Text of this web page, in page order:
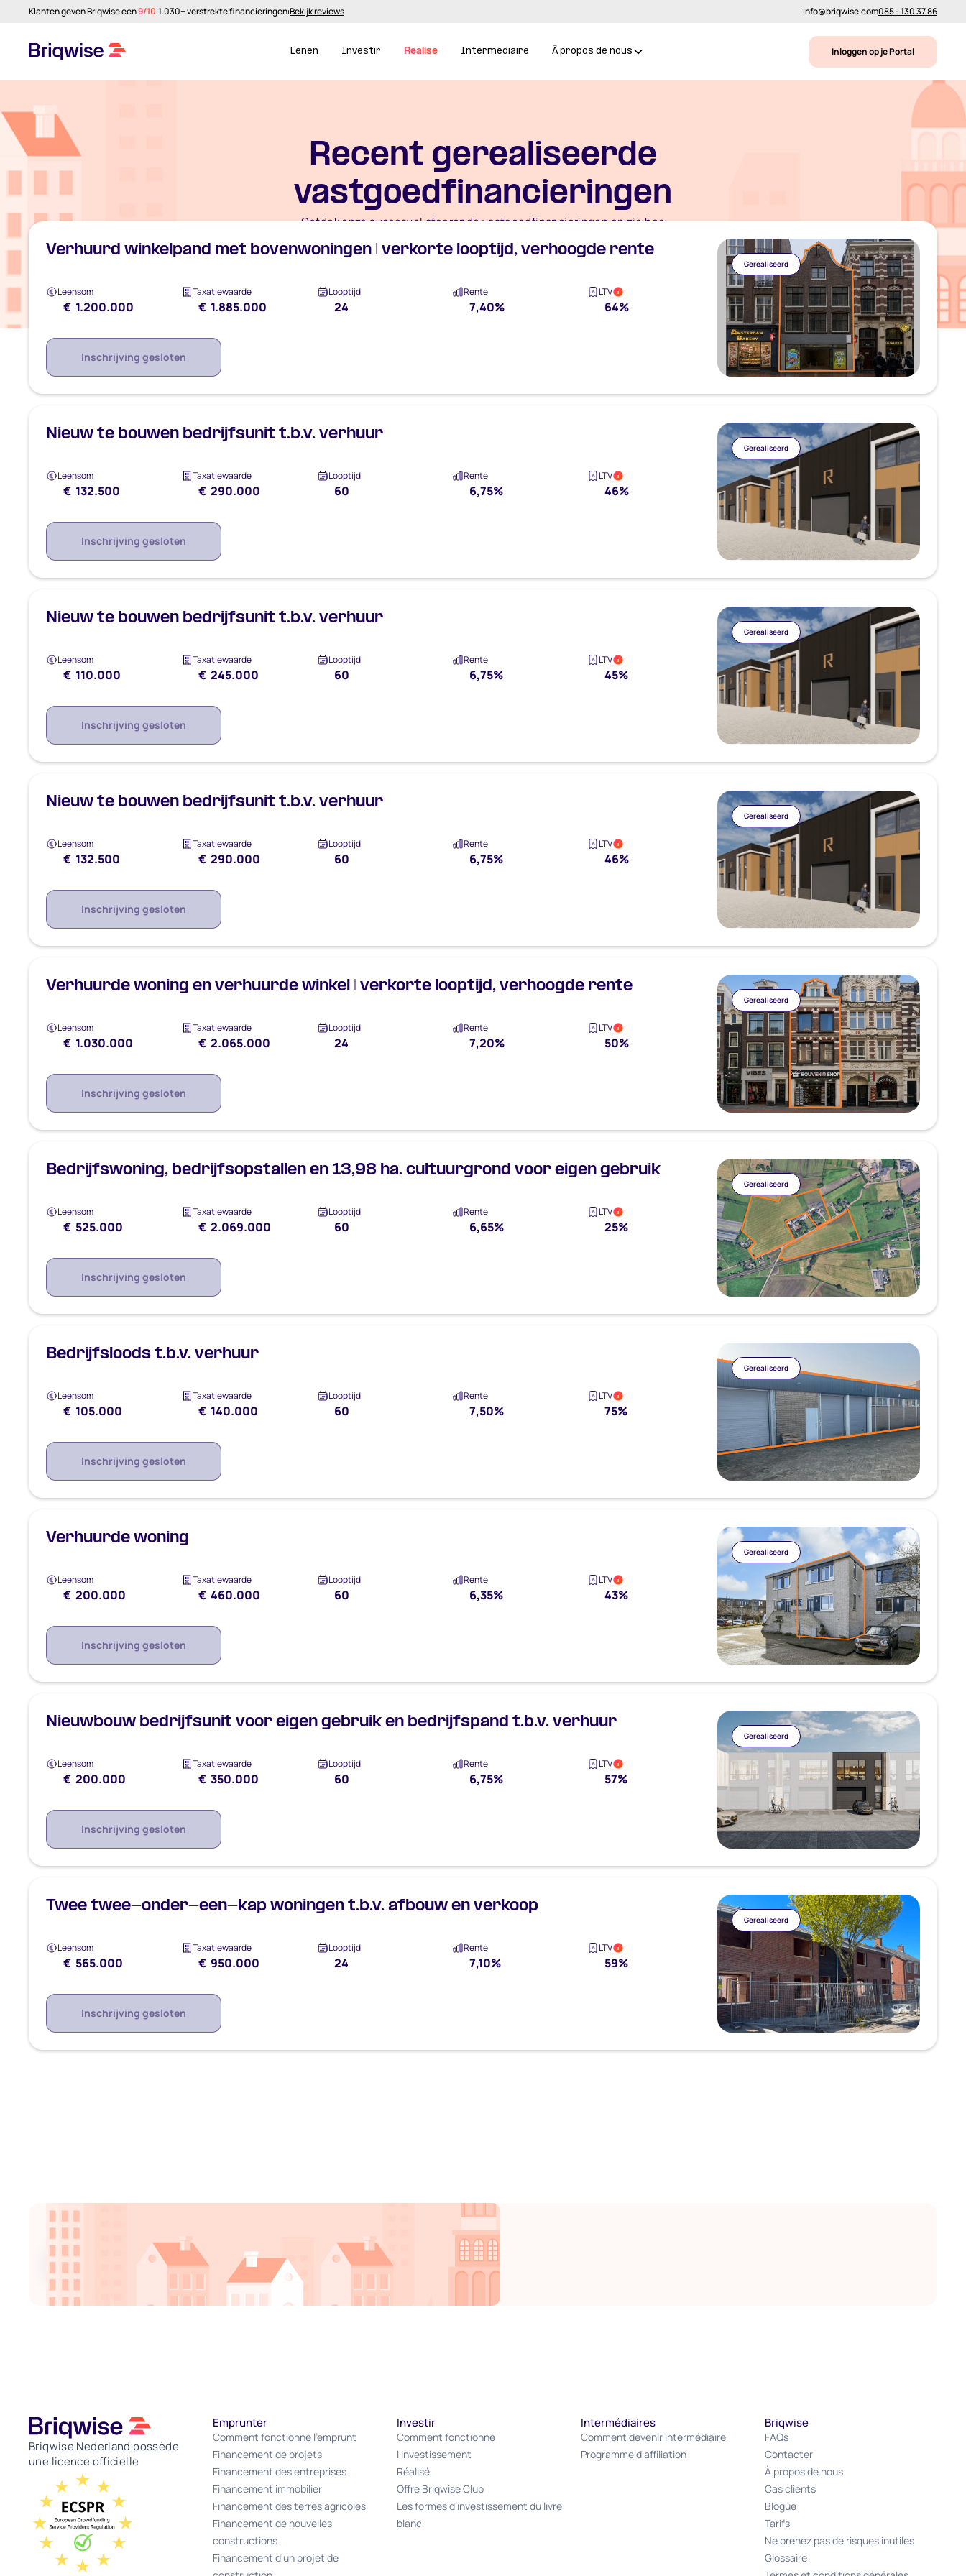
Klanten geven Briqwise een9/10⏐1.030+ verstrekte financieringen⏐Bekijk reviews info@briqwise.com085 - 130 37 86
Lenen Investir Réalisé Intermédiaire À propos de nous Inloggen op je Portal
Recent gerealiseerde
vastgoedfinancieringen
Ontdek onze succesvol afgeronde vastgoedfinancieringen en zie hoe
Ontvang nieuwe financieringen als eerste in je inbox
Verhuurd winkelpand met bovenwoningen | verkorte looptijd, verhoogde rente
Leensom
€ 1.200.000
Taxatiewaarde
€ 1.885.000
Looptijd
24
Rente
7,40%
LTV i
64%
Inschrijving gesloten
Gerealiseerd
Nieuw te bouwen bedrijfsunit t.b.v. verhuur
Leensom
€ 132.500
Taxatiewaarde
€ 290.000
Looptijd
60
Rente
6,75%
LTV i
46%
Inschrijving gesloten
Gerealiseerd
Nieuw te bouwen bedrijfsunit t.b.v. verhuur
Leensom
€ 110.000
Taxatiewaarde
€ 245.000
Looptijd
60
Rente
6,75%
LTV i
45%
Inschrijving gesloten
Gerealiseerd
Nieuw te bouwen bedrijfsunit t.b.v. verhuur
Leensom
€ 132.500
Taxatiewaarde
€ 290.000
Looptijd
60
Rente
6,75%
LTV i
46%
Inschrijving gesloten
Gerealiseerd
Verhuurde woning en verhuurde winkel | verkorte looptijd, verhoogde rente
Leensom
€ 1.030.000
Taxatiewaarde
€ 2.065.000
Looptijd
24
Rente
7,20%
LTV i
50%
Inschrijving gesloten
Gerealiseerd
Bedrijfswoning, bedrijfsopstallen en 13,98 ha. cultuurgrond voor eigen gebruik
Leensom
€ 525.000
Taxatiewaarde
€ 2.069.000
Looptijd
60
Rente
6,65%
LTV i
25%
Inschrijving gesloten
Gerealiseerd
Bedrijfsloods t.b.v. verhuur
Leensom
€ 105.000
Taxatiewaarde
€ 140.000
Looptijd
60
Rente
7,50%
LTV i
75%
Inschrijving gesloten
Gerealiseerd
Verhuurde woning
Leensom
€ 200.000
Taxatiewaarde
€ 460.000
Looptijd
60
Rente
6,35%
LTV i
43%
Inschrijving gesloten
Gerealiseerd
Nieuwbouw bedrijfsunit voor eigen gebruik en bedrijfspand t.b.v. verhuur
Leensom
€ 200.000
Taxatiewaarde
€ 350.000
Looptijd
60
Rente
6,75%
LTV i
57%
Inschrijving gesloten
Gerealiseerd
Twee twee-onder-een-kap woningen t.b.v. afbouw en verkoop
Leensom
€ 565.000
Taxatiewaarde
€ 950.000
Looptijd
24
Rente
7,10%
LTV i
59%
Inschrijving gesloten
Gerealiseerd
Blijf op de hoogte
Door je e-mailadres in te vullen, ga je akkoord met onze algemene voorwaarden en ons privacybeleid.
Briqwise Nederland possède
une licence officielle
Emprunter
Comment fonctionne l'emprunt
Financement de projets
Financement des entreprises
Financement immobilier
Financement des terres agricoles
Financement de nouvelles
constructions
Financement d'un projet de
Investir
Comment fonctionne
l'investissement
Réalisé
Offre Briqwise Club
Les formes d'investissement du livre
blanc
Intermédiaires
Comment devenir intermédiaire
Programme d'affiliation
Briqwise
FAQs
Contacter
À propos de nous
Cas clients
Blogue
Tarifs
Ne prenez pas de risques inutiles
Glossaire